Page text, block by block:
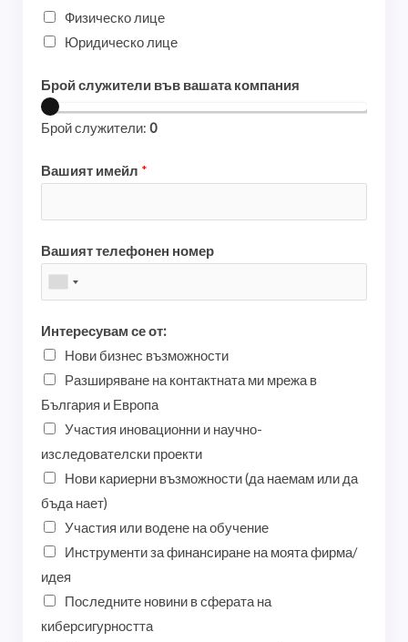
Физическо лице
Юридическо лице
Брой служители във вашата компания
Брой служители: 0
Вашият имейл *
Вашият телефонен номер
Интересувам се от:
Нови бизнес възможности
Разширяване на контактната ми мрежа в
България и Европа
Участия иновационни и научно-
изследователски проекти
Нови кариерни възможности (да наемам или да
бъда нает)
Участия или водене на обучение
Инструменти за финансиране на моята фирма/
идея
Последните новини в сферата на
киберсигурността